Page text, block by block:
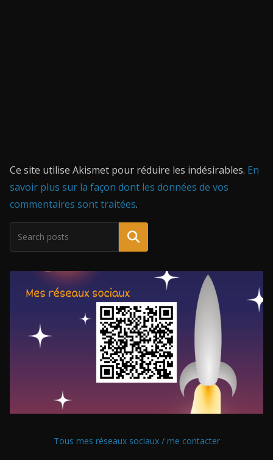
Ce site utilise Akismet pour réduire les indésirables. En
savoir plus sur la façon dont les données de vos
commentaires sont traitées.
Tous mes réseaux sociaux / me contacter